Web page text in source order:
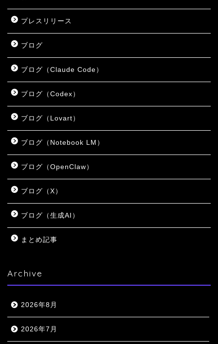
プレスリリース
ブログ
ブログ（Claude Code）
ブログ（Codex）
ブログ（Lovart）
ブログ（Notebook LM）
ブログ（OpenClaw）
ブログ（X）
ブログ（生成AI）
まとめ記事
Archive
2026年8月
2026年7月